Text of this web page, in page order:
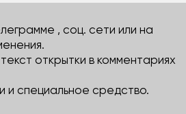
, соц. сети или на
открытки в комментариях
и специальное средство.